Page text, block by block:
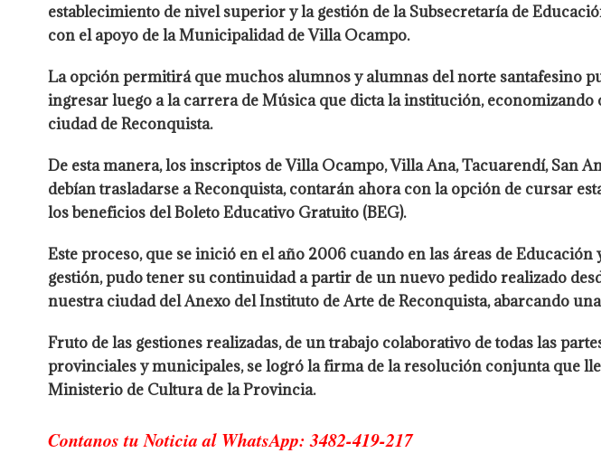
establecimiento de nivel superior y la gestión de la Subsecretaría de
con el apoyo de la Municipalidad de Villa Ocampo.
La opción permitirá que muchos alumnos y alumnas del norte santafesino
ingresar luego a la carrera de Música que dicta la institución,
ciudad de Reconquista.
De esta manera, los inscriptos de Villa Ocampo, Villa Ana, Tacuarendí, San
debían trasladarse a Reconquista, contarán ahora con la opción de cursar
los beneficios del Boleto Educativo Gratuito (BEG).
Este proceso, que se inició en el año 2006 cuando en las áreas de
gestión, pudo tener su continuidad a partir de un nuevo pedido realizado
nuestra ciudad del Anexo del Instituto de Arte de Reconquista, abarcando
Fruto de las gestiones realizadas, de un trabajo colaborativo de todas las
provinciales y municipales, se logró la firma de la resolución conjunta que
Ministerio de Cultura de la Provincia.
Contanos tu Noticia al WhatsApp: 3482-419-217